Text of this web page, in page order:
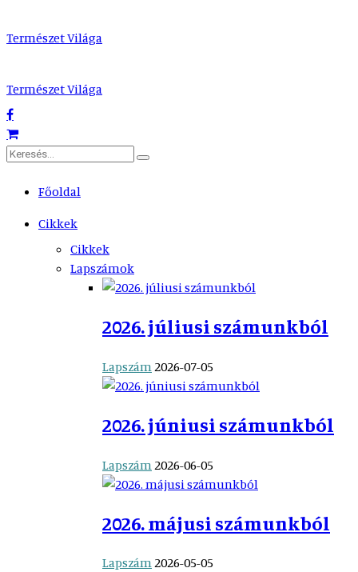
Természet Világa
Természet Világa
Főoldal
Cikkek
Cikkek
Lapszámok
2026. júliusi számunkból
Lapszám 2026-07-05
2026. júniusi számunkból
Lapszám 2026-06-05
2026. májusi számunkból
Lapszám2026-05-05